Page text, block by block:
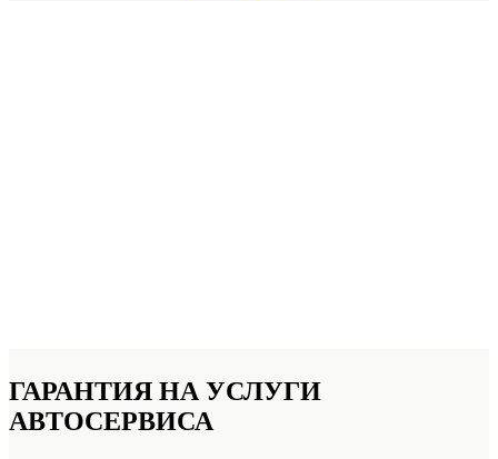
ГАРАНТИЯ НА УСЛУГИ
АВТОСЕРВИСА